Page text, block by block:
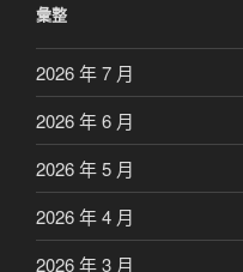
彙整
2026 年 7 月
2026 年 6 月
2026 年 5 月
2026 年 4 月
2026 年 3 月